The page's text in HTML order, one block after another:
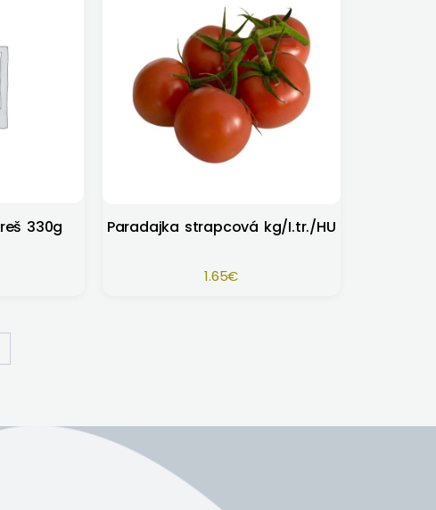
330g Paradajka strapcová kg/I.tr./HU
1.65€